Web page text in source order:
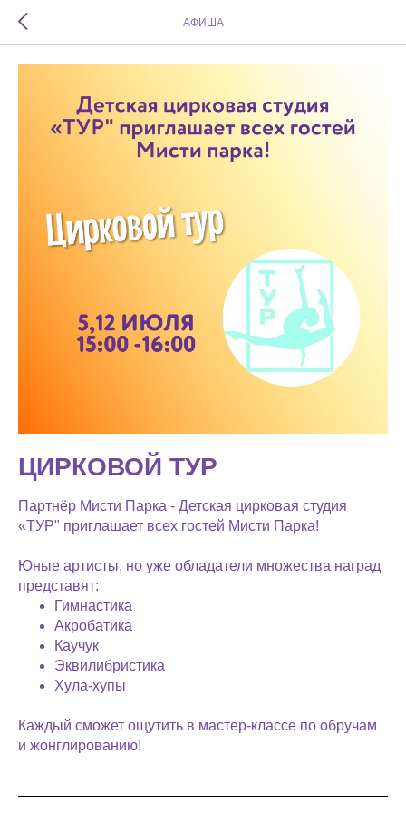
АФИША
ЦИРКОВОЙ ТУР
Партнёр Мисти Парка - Детская цирковая студия
«ТУР" приглашает всех гостей Мисти Парка!
Юные артисты, но уже обладатели множества наград
представят:
Гимнастика
Акробатика
Каучук
Эквилибристика
Хула-хупы
Каждый сможет ощутить в мастер-классе по обручам
и жонглированию!